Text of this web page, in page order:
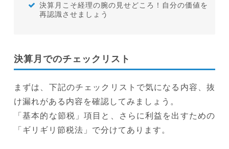
決算月こそ経理の腕の見せどころ！自分の価値を
再認識させましょう
決算月でのチェックリスト
まずは、下記のチェックリストで気になる内容、抜
け漏れがある内容を確認してみましょう。
「基本的な節税」項目と、さらに利益を出すための
「ギリギリ節税法」で分けてあります。